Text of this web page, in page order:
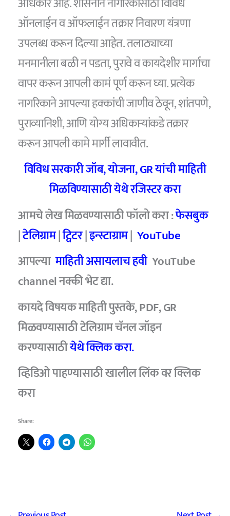
ऑनलाईन व ऑफलाईन तक्रार निवारण यंत्रणा
उपलब्ध करून दिल्या आहेत. तलाठ्याच्या
मनमानीला बळी न पडता, पुरावे व कायदेशीर मार्गाचा
वापर करून आपली कामं पूर्ण करून घ्या. प्रत्येक
नागरिकाने आपल्या हक्कांची जाणीव ठेवून, शांतपणे,
पुराव्यानिशी, आणि योग्य अधिकाऱ्यांकडे तक्रार
करून आपली कामे मार्गी लावावीत.
विविध सरकारी जॉब, योजना, GR यांची माहिती
मिळविण्यासाठी येथे रजिस्टर करा
आमचे लेख मिळवण्यासाठी फॉलो करा :फेसबुक
|टेलिग्राम|ट्विटर|इन्स्टाग्राम| YouTube
आपल्यामाहिती असायलाच हवीYouTube
channel नक्की भेट द्या.
कायदे विषयक माहिती पुस्तके, PDF, GR
मिळवण्यासाठी टेलिग्राम चॅनल जॉइन
करण्यासाठीयेथे क्लिक करा.
व्हिडिओ पाहण्यासाठी खालील लिंक वर क्लिक
करा
Share: